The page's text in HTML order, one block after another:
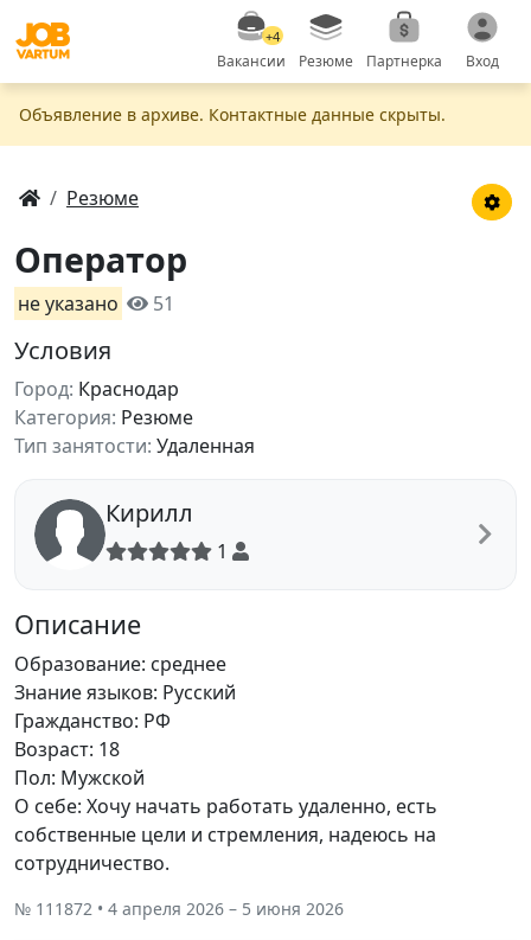
+4
Вакансии Резюме Партнерка Вход
Объявление в apxивe. Контактные данные скрыты.
Резюме
Оператор
не указано 51
Условия
Город: Краснодар
Категория: Резюме
Тип занятости: Удаленная
Кирилл
1
Описание
Образование: среднее
Знание языков: Русский
Гражданство: РФ
Возраст: 18
Пол: Мужской
О себе: Хочу начать работать удаленно, есть
собственные цели и стремления, надеюсь на
сотрудничество.
№ 111872 • 4 апреля 2026 – 5 июня 2026